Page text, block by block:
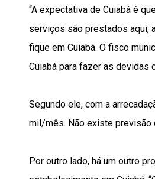
“A expectativa de Cuiabá é
serviços são prestados aqui,
fique em Cuiabá. O fisco
Cuiabá para fazer as devidas
Segundo ele, com a
mil/mês. Não existe previsão
Por outro lado, há um outro